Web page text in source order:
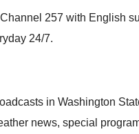
257 with English
24/7.
in Washington
news, special